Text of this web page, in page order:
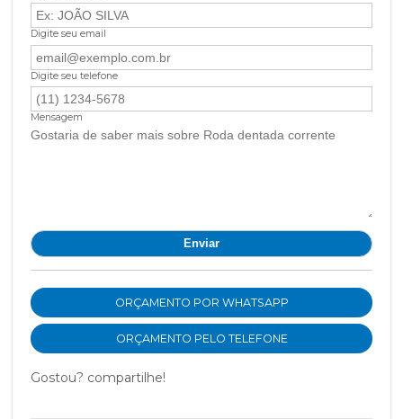
Digite seu email
Digite seu telefone
Mensagem
ORÇAMENTO POR WHATSAPP
ORÇAMENTO PELO TELEFONE
Gostou? compartilhe!